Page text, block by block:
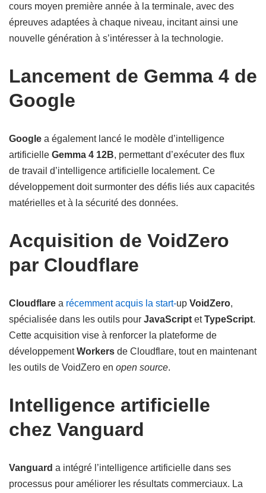
cours moyen première année à la terminale, avec des
épreuves adaptées à chaque niveau, incitant ainsi une
nouvelle génération à s’intéresser à la technologie.
Lancement de Gemma 4 de
Google
Google a également lancé le modèle d’intelligence
artificielle Gemma 4 12B, permettant d’exécuter des flux
de travail d’intelligence artificielle localement. Ce
développement doit surmonter des défis liés aux capacités
matérielles et à la sécurité des données.
Acquisition de VoidZero
par Cloudflare
Cloudflare a récemment acquis la start-up VoidZero,
spécialisée dans les outils pour JavaScript etTypeScript.
Cette acquisition vise à renforcer la plateforme de
développementWorkers de Cloudflare, tout en maintenant
les outils de VoidZero en open source.
Intelligence artificielle
chez Vanguard
Vanguard a intégré l’intelligence artificielle dans ses
processus pour améliorer les résultats commerciaux. La